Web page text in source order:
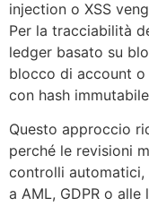
injection o XSS
Per la tracciabilità
ledger basato su
blocco di account
con hash
Questo approccio
perché le revisioni
controlli
a AML, GDPR o